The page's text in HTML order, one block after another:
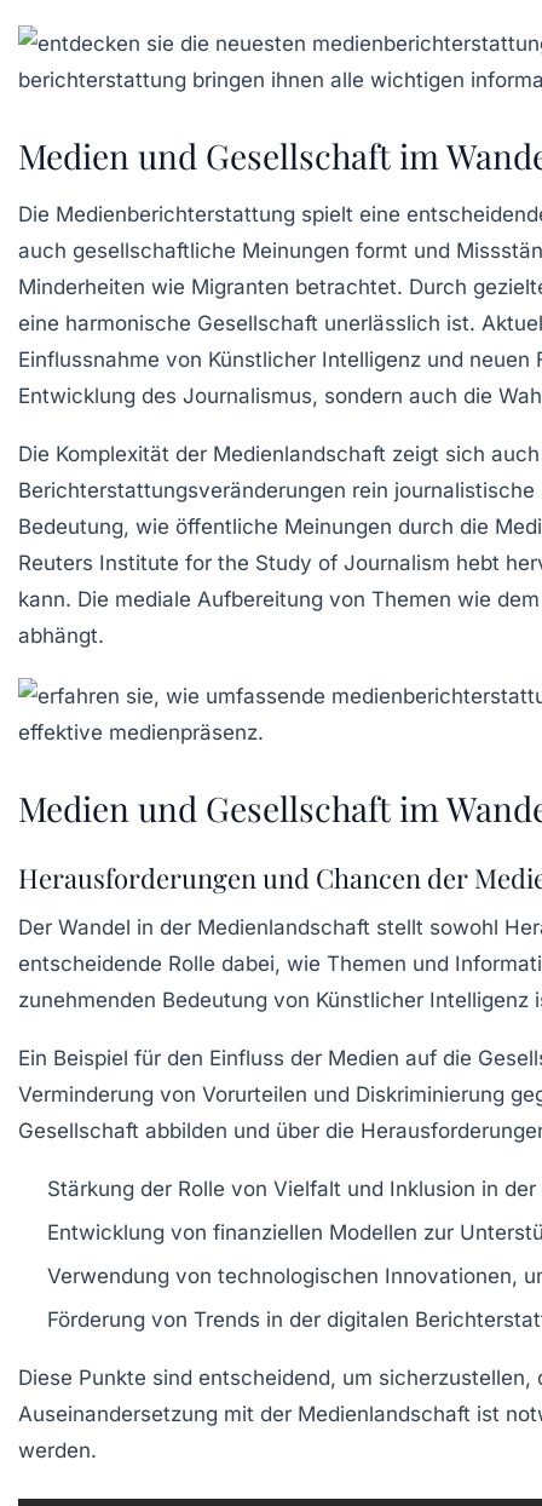
Medien und Gesellschaft im
Die Medienberichterstattung spielt eine
auch gesellschaftliche Meinungen formt und
Minderheiten wie Migranten betrachtet. Durch
eine harmonische Gesellschaft unerlässlich ist.
Einflussnahme von Künstlicher Intelligenz und neuen
Entwicklung des Journalismus, sondern auch die
Die Komplexität der Medienlandschaft zeigt sich
Berichterstattungsveränderungen rein
Bedeutung, wie öffentliche Meinungen durch die
Reuters Institute for the Study of Journalism hebt
kann. Die mediale Aufbereitung von Themen wie
abhängt.
Medien und Gesellschaft im
Herausforderungen und Chancen der
Der Wandel in der Medienlandschaft stellt sowohl
entscheidende Rolle dabei, wie Themen und
zunehmenden Bedeutung von Künstlicher Intelligenz
Ein Beispiel für den Einfluss der Medien auf die
Verminderung von Vorurteilen und Diskriminierung
Gesellschaft abbilden und über die
Stärkung der Rolle von Vielfalt und Inklusion in
Entwicklung von finanziellen Modellen zur
Verwendung von technologischen Innovationen,
Förderung von Trends in der digitalen
Diese Punkte sind entscheidend, um
Auseinandersetzung mit der Medienlandschaft ist
werden.